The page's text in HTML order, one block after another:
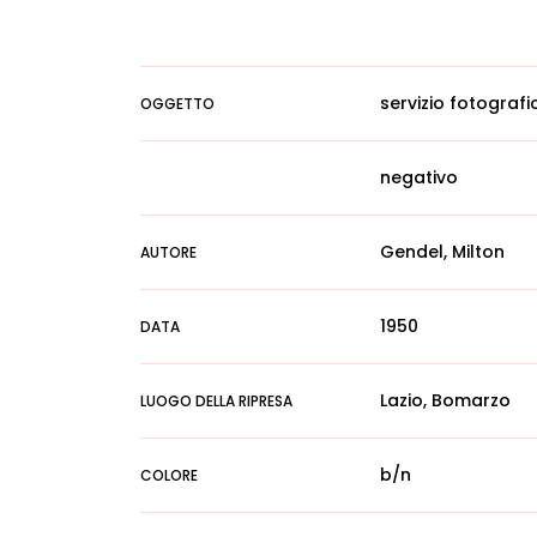
OGGETTO servizio
negativo
AUTORE Gendel, Milton
DATA 1950
LUOGO DELLA RIPRESA Lazio, Bomarzo
COLORE b/n